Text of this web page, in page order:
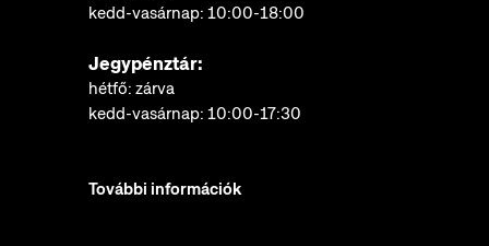
kedd-vasárnap: 10:00-18:00
Jegypénztár:
hétfő: zárva
kedd-vasárnap: 10:00-17:30
További információk